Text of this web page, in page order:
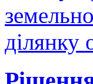
ділянку